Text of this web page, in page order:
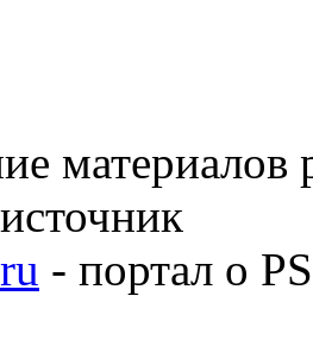
материалов
- портал о